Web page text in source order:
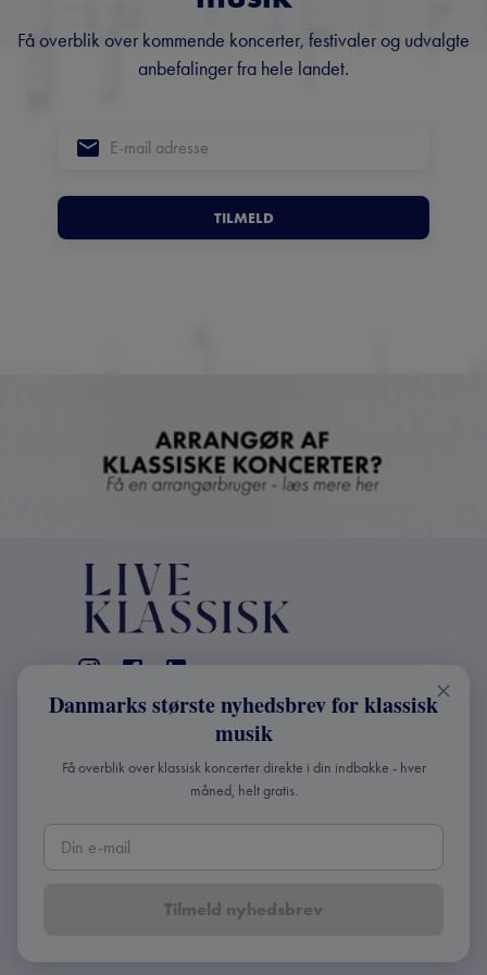
Få overblik over kommende koncerter, festivaler og udvalgte
anbefalinger fra hele landet.
TILMELD
KONTAKT
info@liveklassisk.dk
Live Klassisk ApS
CVR 41507780
2026Live Klassisk •Fortroligheds- og
Danmarks største nyhedsbrev for klassisk
musik
Få overblik over klassisk koncerter direkte i din indbakke - hver
måned, helt gratis.
Tilmeld nyhedsbrev